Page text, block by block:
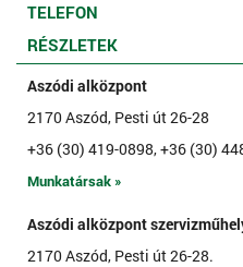
TELEFON
RÉSZLETEK
Aszódi alközpont
2170 Aszód, Pesti út 26-28
+36 (30) 419-0898, +36 (30)
Munkatársak »
Aszódi alközpont
2170 Aszód, Pesti út 26-28.